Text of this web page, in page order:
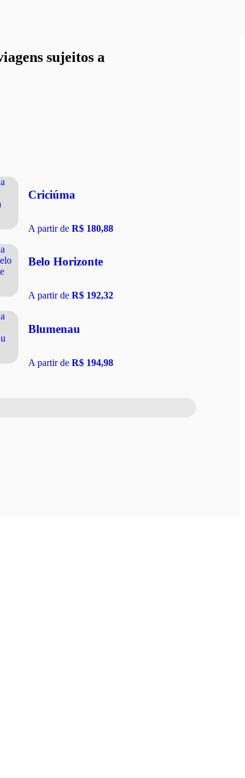
sujeitos a
Criciúma
A partir de R$ 180,88
Belo Horizonte
A partir de R$ 192,32
Blumenau
A partir de R$ 194,98